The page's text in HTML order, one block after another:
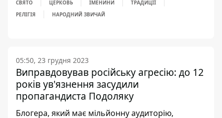
СВЯТО ЦЕРКОВЬ ІМЕНИНИ
ТРАДИЦІЇ
РЕЛІГІЯ
НАРОДНИЙ ЗВИЧАЙ
05:50, 23 грудня 2023
Виправдовував російську агресію: до 12
років ув'язнення засудили
пропагандиста Подоляку
Блогера, який має мільйонну аудиторію,